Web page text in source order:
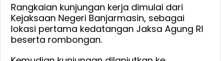
Rangkaian kunjungan kerja dimulai dari
Kejaksaan Negeri Banjarmasin, sebagai
lokasi pertama kedatangan Jaksa Agung RI
beserta rombongan.